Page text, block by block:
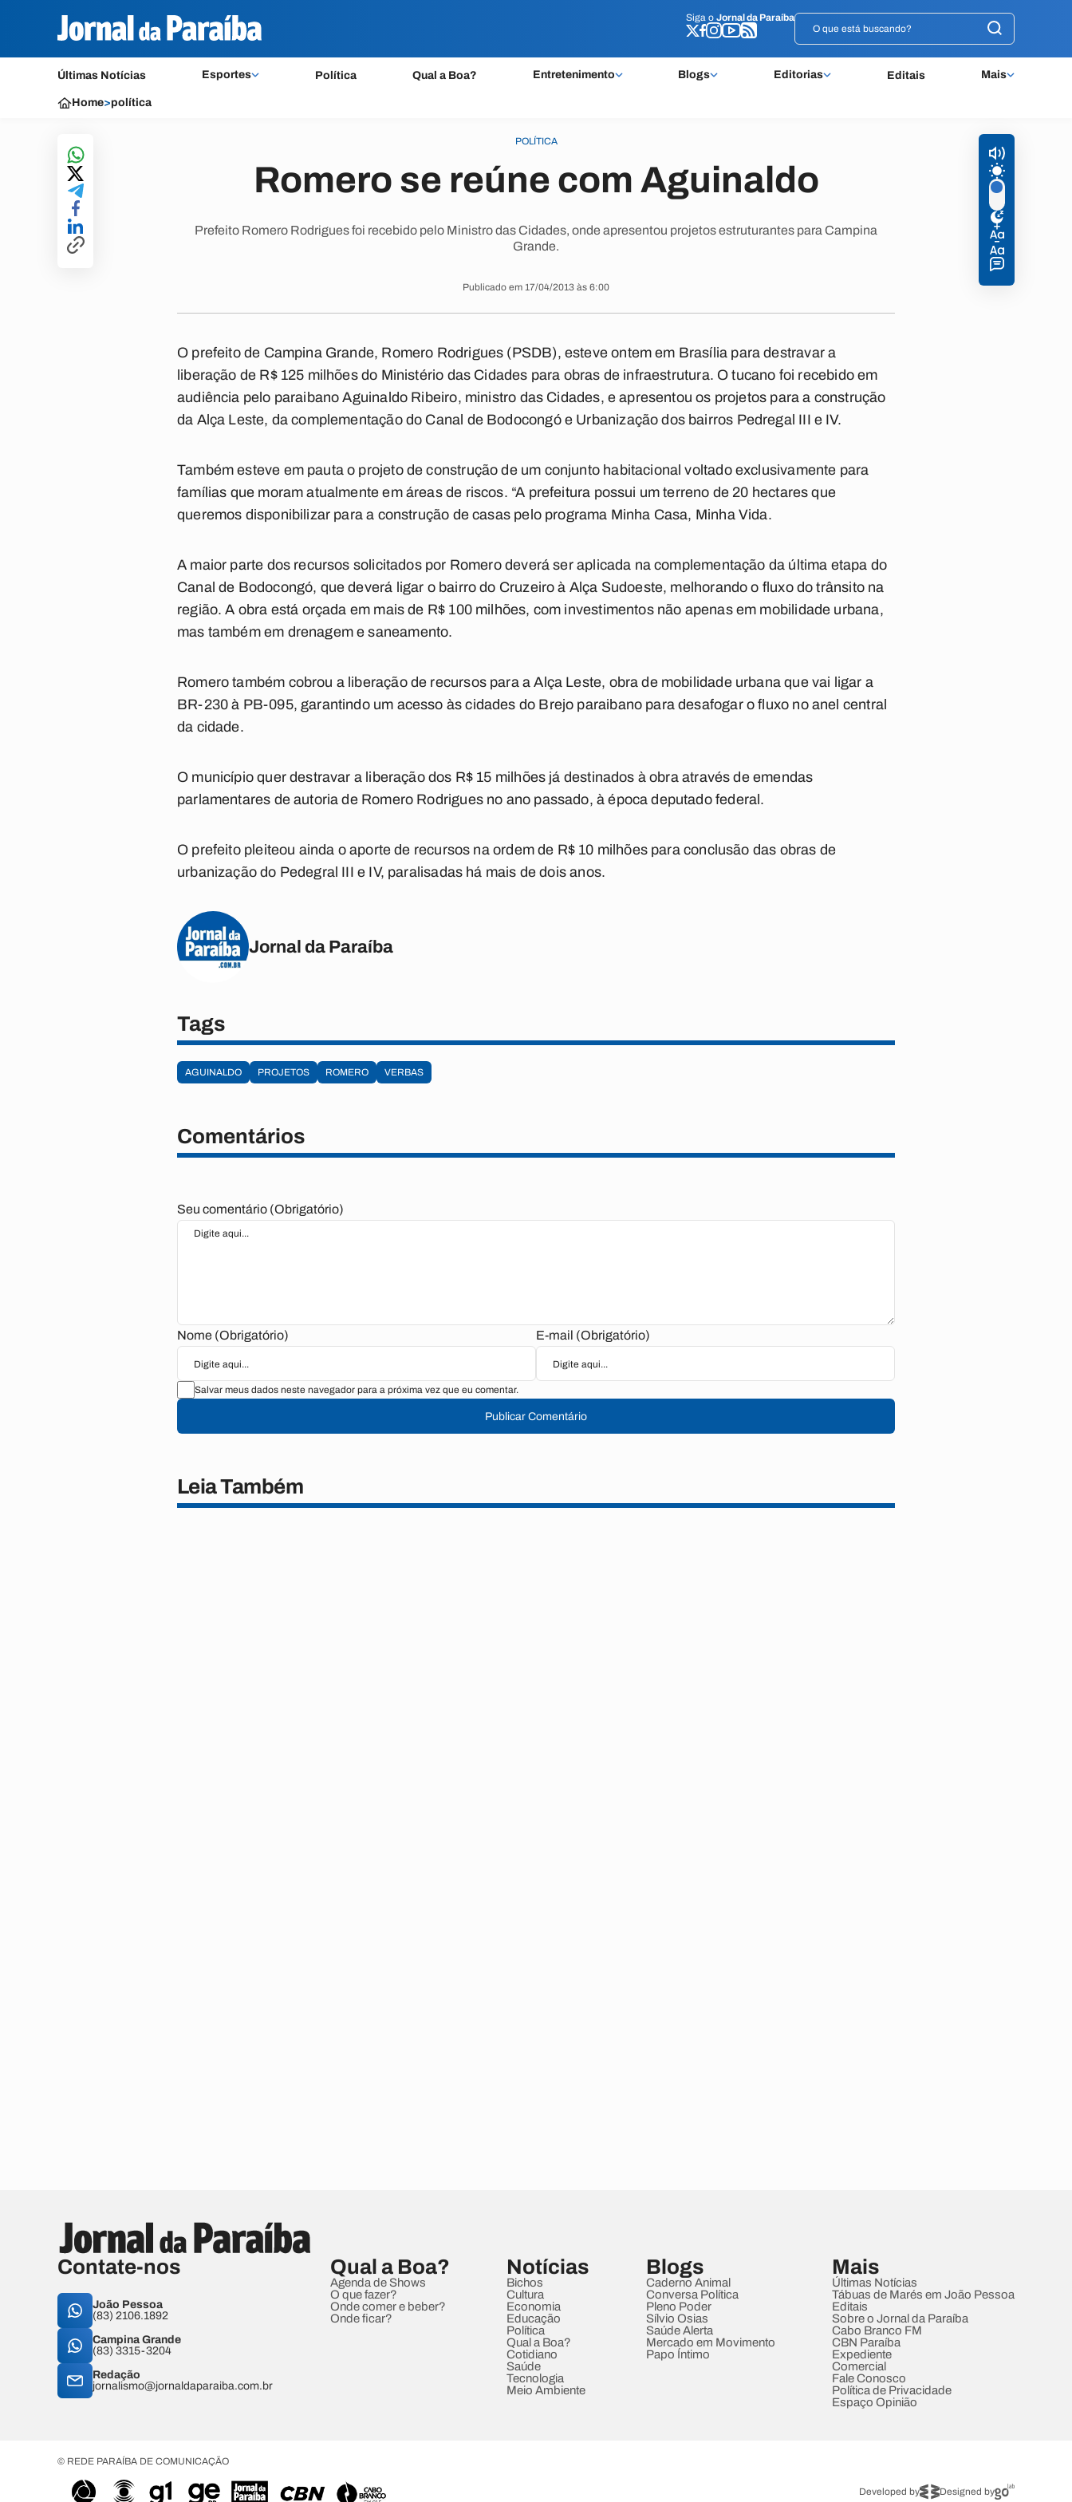
Siga o Jornal da Paraíba
Últimas Notícias Esportes Política Qual a Boa? Entretenimento Blogs Editorias Editais Mais
Siga o Jornal da Paraíba
Home>política
POLÍTICA
Romero se reúne com Aguinaldo
Prefeito Romero Rodrigues foi recebido pelo Ministro das Cidades, onde apresentou projetos estruturantes para Campina
Grande.
Publicado em 17/04/2013 às 6:00
O prefeito de Campina Grande, Romero Rodrigues (PSDB), esteve ontem em Brasília para destravar a
liberação de R$ 125 milhões do Ministério das Cidades para obras de infraestrutura. O tucano foi recebido em
audiência pelo paraibano Aguinaldo Ribeiro, ministro das Cidades, e apresentou os projetos para a construção
da Alça Leste, da complementação do Canal de Bodocongó e Urbanização dos bairros Pedregal III e IV.
Também esteve em pauta o projeto de construção de um conjunto habitacional voltado exclusivamente para
famílias que moram atualmente em áreas de riscos. “A prefeitura possui um terreno de 20 hectares que
queremos disponibilizar para a construção de casas pelo programa Minha Casa, Minha Vida.
A maior parte dos recursos solicitados por Romero deverá ser aplicada na complementação da última etapa do
Canal de Bodocongó, que deverá ligar o bairro do Cruzeiro à Alça Sudoeste, melhorando o fluxo do trânsito na
região. A obra está orçada em mais de R$ 100 milhões, com investimentos não apenas em mobilidade urbana,
mas também em drenagem e saneamento.
Romero também cobrou a liberação de recursos para a Alça Leste, obra de mobilidade urbana que vai ligar a
BR-230 à PB-095, garantindo um acesso às cidades do Brejo paraibano para desafogar o fluxo no anel central
da cidade.
O município quer destravar a liberação dos R$ 15 milhões já destinados à obra através de emendas
parlamentares de autoria de Romero Rodrigues no ano passado, à época deputado federal.
O prefeito pleiteou ainda o aporte de recursos na ordem de R$ 10 milhões para conclusão das obras de
urbanização do Pedegral III e IV, paralisadas há mais de dois anos.
Jornal da Paraíba
Tags
AGUINALDO PROJETOS ROMERO VERBAS
Comentários
Seu comentário (Obrigatório)
Nome (Obrigatório) E-mail (Obrigatório)
Salvar meus dados neste navegador para a próxima vez que eu comentar.
Publicar Comentário
Leia Também
Contate-nos
João Pessoa
(83) 2106.1892
Campina Grande
(83) 3315-3204
Redação
jornalismo@jornaldaparaiba.com.br
Qual a Boa?
Agenda de Shows
O que fazer?
Onde comer e beber?
Onde ficar?
Notícias
Bichos
Cultura
Economia
Educação
Política
Qual a Boa?
Cotidiano
Saúde
Tecnologia
Meio Ambiente
Blogs
Caderno Animal
Conversa Política
Pleno Poder
Sílvio Osias
Saúde Alerta
Mercado em Movimento
Papo Íntimo
Mais
Últimas Notícias
Tábuas de Marés em João Pessoa
Editais
Sobre o Jornal da Paraíba
Cabo Branco FM
CBN Paraíba
Expediente
Comercial
Fale Conosco
Política de Privacidade
Espaço Opinião
© REDE PARAÍBA DE COMUNICAÇÃO
Developed by Designed by